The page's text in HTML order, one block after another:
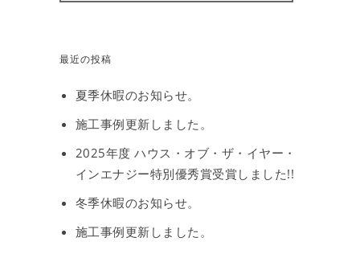
最近の投稿
夏季休暇のお知らせ。
施工事例更新しました。
2025年度 ハウス・オブ・ザ・イヤー・
インエナジー特別優秀賞受賞しました!!
冬季休暇のお知らせ。
施工事例更新しました。